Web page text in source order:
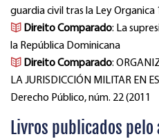
guardia civil tras la Ley
Direito Comparado: La
la República Dominicana
Direito Comparado:
LA JURISDICCIÓN MILITAR EN
Derecho Público, núm. 22 (2011
Livros publicados